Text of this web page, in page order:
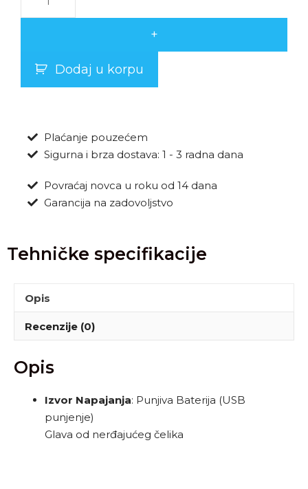
+
Dodaj u korpu
Plaćanje pouzećem
Sigurna i brza dostava: 1 - 3 radna dana
Povraćaj novca u roku od 14 dana
Garancija na zadovoljstvo
Tehničke specifikacije
Opis
Recenzije (0)
Opis
Izvor Napajanja: Punjiva Baterija (USB
punjenje)
Glava od nerđajućeg čelika